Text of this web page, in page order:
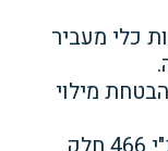
כלי מעביר
מילוי